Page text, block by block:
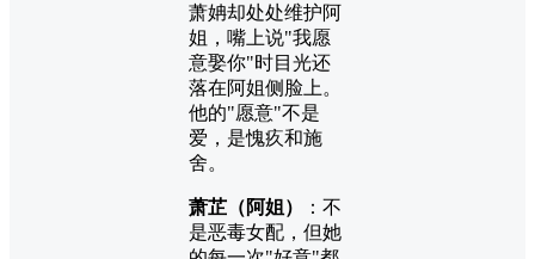
萧姌却处处维护阿
姐，嘴上说"我愿
意娶你"时目光还
落在阿姐侧脸上。
他的"愿意"不是
爱，是愧疚和施
舍。
萧芷（阿姐）
：不
是恶毒女配，但她